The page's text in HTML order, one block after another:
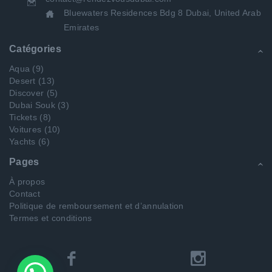
Bluewaters Residences Bdg 8 Dubai, United Arab
Emirates
Catégories
Aqua (9)
Desert (13)
Discover (5)
Dubai Souk (3)
Tickets (8)
Voitures (10)
Yachts (6)
Pages
À propos
Contact
Politique de remboursement et d’annulation
Termes et conditions